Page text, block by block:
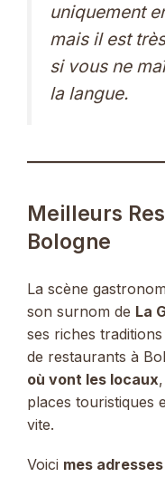
uniquement
mais il est
si vous ne
la langue.
Meilleurs
Bologne
La scène
son surnom de La
ses riches
de restaurants à
où vont les locaux
places touristiques
vite.
Voici mes